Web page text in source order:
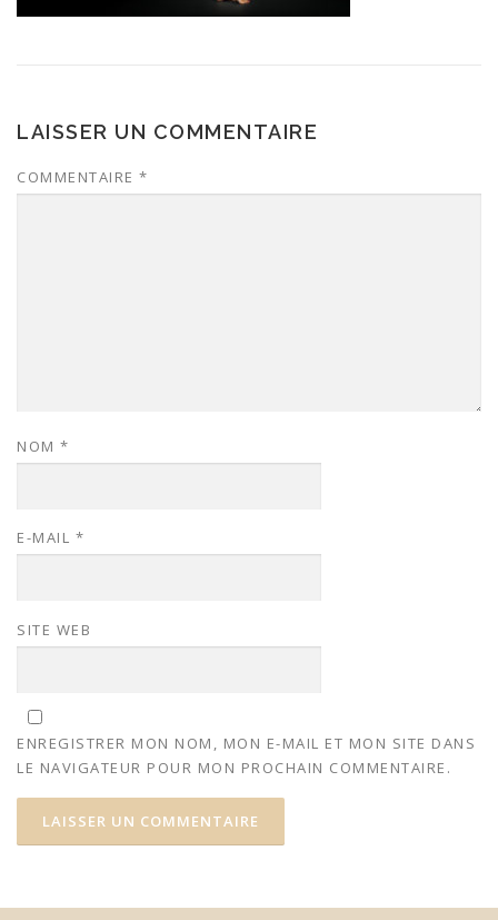
LAISSER UN COMMENTAIRE
COMMENTAIRE *
NOM *
E-MAIL *
SITE WEB
ENREGISTRER MON NOM, MON E-MAIL ET MON SITE DANS
LE NAVIGATEUR POUR MON PROCHAIN COMMENTAIRE.